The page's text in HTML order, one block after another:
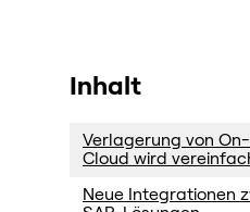
Inhalt
Verlagerung von
Cloud wird
Neue Integrationen